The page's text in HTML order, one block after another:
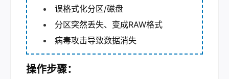
误格式化分区/磁盘
分区突然丢失、变成RAW格式
病毒攻击导致数据消失
操作步骤：